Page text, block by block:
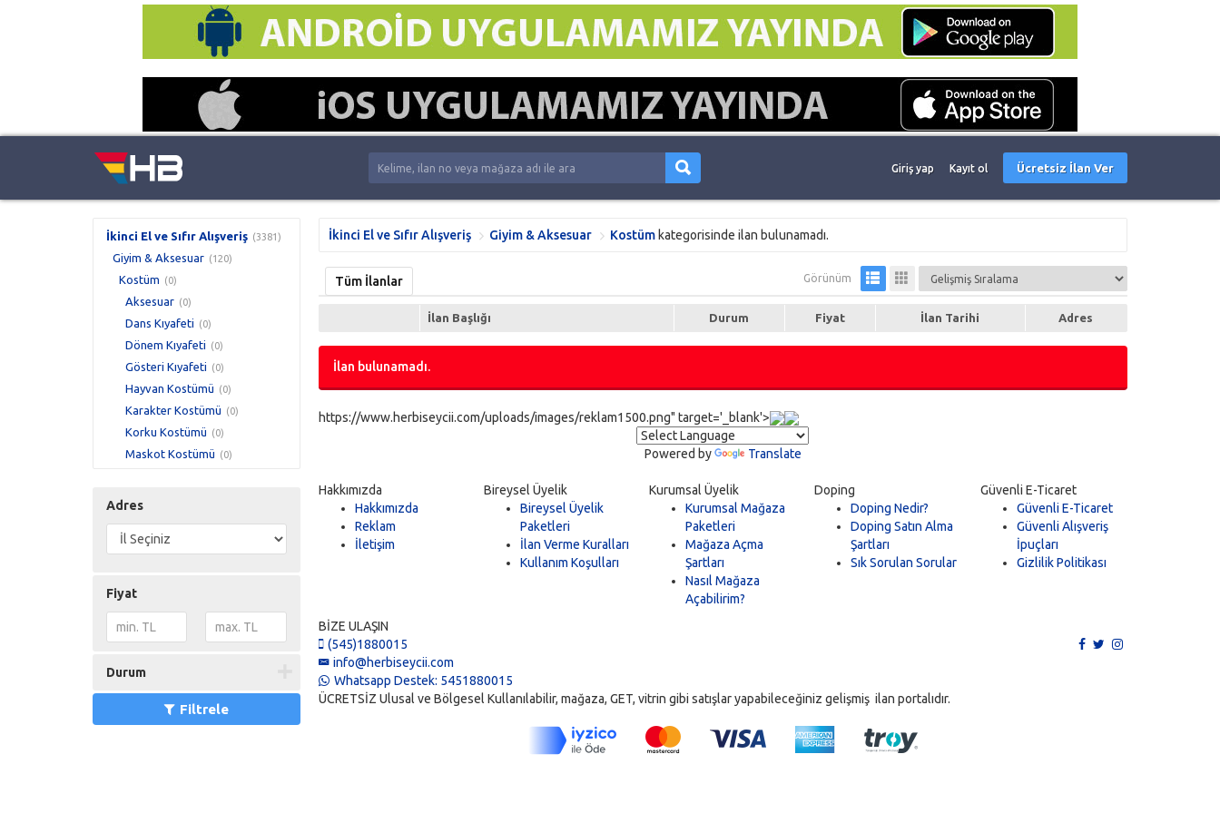
Giriş yap Kayıt ol Ücretsiz İlan Ver
İkinci El ve Sıfır Alışveriş (3381)
Giyim & Aksesuar (120)
Kostüm (0)
Aksesuar (0)
Dans Kıyafeti (0)
Dönem Kıyafeti (0)
Gösteri Kıyafeti (0)
Hayvan Kostümü (0)
Karakter Kostümü (0)
Korku Kostümü (0)
Maskot Kostümü (0)
Yılbaşı Kıyafeti
Adres
Fiyat
Durum
Filtrele
İkinci El ve Sıfır Alışveriş Giyim & Aksesuar Kostüm kategorisinde ilan bulunamadı.
Tüm İlanlar Görünüm
İlan Başlığı Durum Fiyat İlan Tarihi Adres
İlan bulunamadı.
https://www.herbiseycii.com/uploads/images/reklam1500.png" target='_blank'>
Powered by Translate
Hakkımızda
Hakkımızda
Reklam
İletişim
Bireysel Üyelik
Bireysel Üyelik
Paketleri
İlan Verme Kuralları
Kullanım Koşulları
Kurumsal Üyelik
Kurumsal Mağaza
Paketleri
Mağaza Açma
Şartları
Nasıl Mağaza
Açabilirim?
Doping
Doping Nedir?
Doping Satın Alma
Şartları
Sık Sorulan Sorular
Güvenli E-Ticaret
Güvenli E-Ticaret
Güvenli Alışveriş
İpuçları
Gizlilik Politikası
BİZE ULAŞIN
(545)1880015
info@herbiseycii.com
Whatsapp Destek: 5451880015
ÜCRETSİZ Ulusal ve Bölgesel Kullanılabilir, mağaza, GET, vitrin gibi satışlar yapabileceğiniz gelişmiş ilan portalıdır.